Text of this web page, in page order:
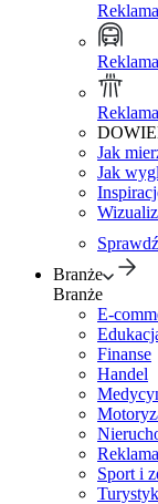
Jak
Jak
Branże
Branże
E-
Finanse
Handel
Sport i